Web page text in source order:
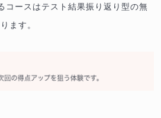
コースはテスト結果振り返り型の無
ます。